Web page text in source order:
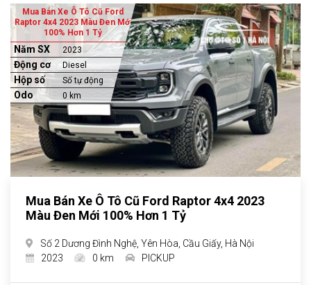
Mua Bán Xe Ô Tô Cũ Ford
Raptor 4x4 2023 Màu Đen Mới
100% Hơn 1 Tỷ
Năm SX 2023
Động cơ Diesel
Hộp số Số tự động
Odo 0 km
Mua Bán Xe Ô Tô Cũ Ford Raptor 4x4 2023
Màu Đen Mới 100% Hơn 1 Tỷ
Số 2 Dương Đình Nghệ, Yên Hòa, Cầu Giấy, Hà Nội
2023
0 km PICKUP